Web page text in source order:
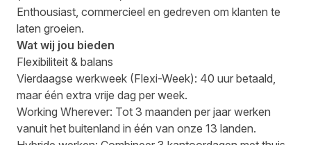
Enthousiast, commercieel en gedreven om klanten te
laten groeien.
Wat wij jou bieden
Flexibiliteit & balans
Vierdaagse werkweek (Flexi-Week): 40 uur betaald,
maar één extra vrije dag per week.
Working Wherever: Tot 3 maanden per jaar werken
vanuit het buitenland in één van onze 13 landen.